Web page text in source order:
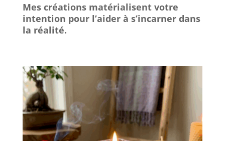
Mes créations matérialisent votre
intention pour l’aider à s’incarner dans
la réalité.